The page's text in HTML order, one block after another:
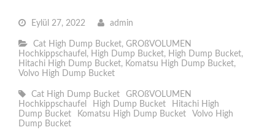
Eylül 27, 2022 admin
Cat High Dump Bucket, GROßVOLUMEN
Hochkippschaufel , High Dump Bucket, High Dump Bucket,
Hitachi High Dump Bucket, Komatsu High Dump Bucket,
Volvo High Dump Bucket
Cat High Dump Bucket
GROßVOLUMEN
Hochkippschaufel
High Dump Bucket
Hitachi High
Dump Bucket
Komatsu High Dump Bucket
Volvo High
Dump Bucket